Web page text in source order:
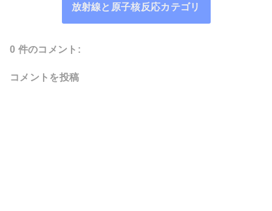
放射線と原子核反応カテゴリ
0 件のコメント:
コメントを投稿